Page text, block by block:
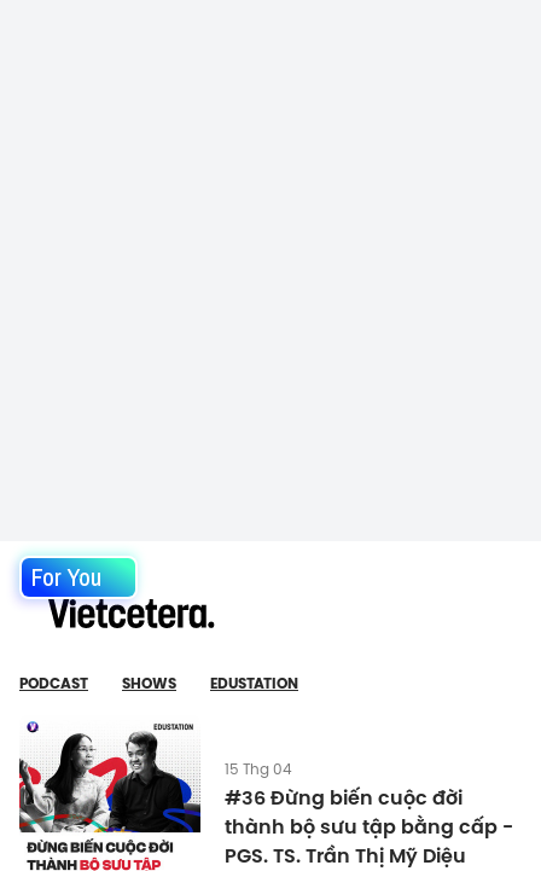
For You
PODCAST SHOWS EDUSTATION
15 Thg 04
#36 Đừng biến cuộc đời
thành bộ sưu tập bằng cấp -
PGS. TS. Trần Thị Mỹ Diệu